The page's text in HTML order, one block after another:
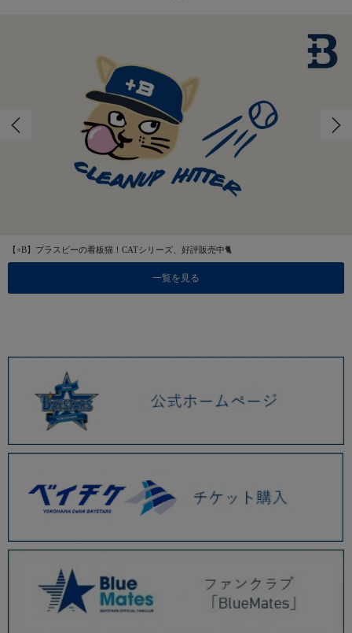
【+B】プラスビーの看板猫！CATシリーズ、好評販売中🐈
一覧を見る